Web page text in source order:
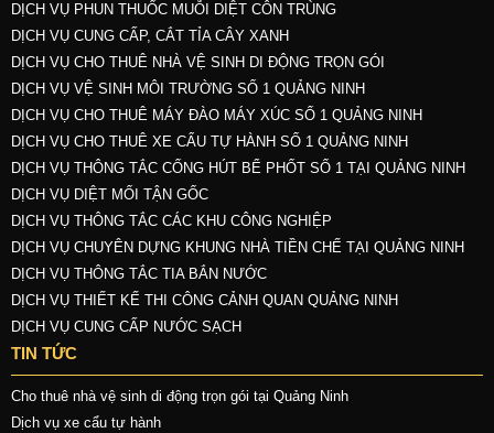
DỊCH VỤ PHUN THUỐC MUỖI DIỆT CÔN TRÙNG
DỊCH VỤ CUNG CẤP, CẮT TỈA CÂY XANH
DỊCH VỤ CHO THUÊ NHÀ VỆ SINH DI ĐỘNG TRỌN GÓI
DỊCH VỤ VỆ SINH MÔI TRƯỜNG SỐ 1 QUẢNG NINH
DỊCH VỤ CHO THUÊ MÁY ĐÀO MÁY XÚC SỐ 1 QUẢNG NINH
DỊCH VỤ CHO THUÊ XE CẨU TỰ HÀNH SỐ 1 QUẢNG NINH
DỊCH VỤ THÔNG TẮC CỐNG HÚT BỂ PHỐT SỐ 1 TẠI QUẢNG NINH
DỊCH VỤ DIỆT MỐI TẬN GỐC
DỊCH VỤ THÔNG TẮC CÁC KHU CÔNG NGHIỆP
DỊCH VỤ CHUYÊN DỰNG KHUNG NHÀ TIỀN CHẾ TẠI QUẢNG NINH
DỊCH VỤ THÔNG TẮC TIA BẮN NƯỚC
DỊCH VỤ THIẾT KẾ THI CÔNG CẢNH QUAN QUẢNG NINH
DỊCH VỤ CUNG CẤP NƯỚC SẠCH
TIN TỨC
Cho thuê nhà vệ sinh di động trọn gói tại Quảng Ninh
Dịch vụ xe cẩu tự hành